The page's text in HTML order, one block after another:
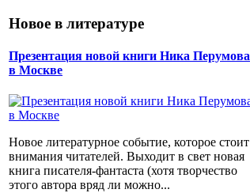
Новое в литературе
Презентация новой книги Ника Перумова
в Москве
Новое литературное событие, которое стоит
внимания читателей. Выходит в свет новая
книга писателя-фантаста (хотя творчество
этого автора вряд ли можно...